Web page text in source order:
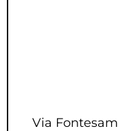
Via